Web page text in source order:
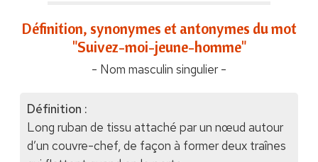
Définition, synonymes et antonymes du mot
"Suivez-moi-jeune-homme"
- Nom masculin singulier -
Définition :
Long ruban de tissu attaché par un nœud autour
d’un couvre-chef, de façon à former deux traînes